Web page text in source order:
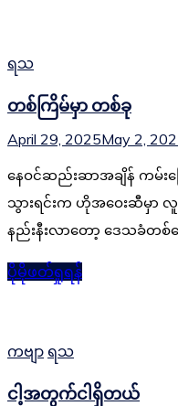
ရသ
တစ်ကြိမ်မှာ တစ်ခု
April 29, 2025May 2,
နေဝင်ဆည်းဆာအချိန် ကမ်
သွားရင်းက ဟိုအဝေးဆီမှာ
နည်းနီးလာတော့ ဒေသခံတစ်
ပိုမိုဖတ်ရှုရန်
ကဗျာ ရသ
ငါ့အတွက်ငါရှိတယ်